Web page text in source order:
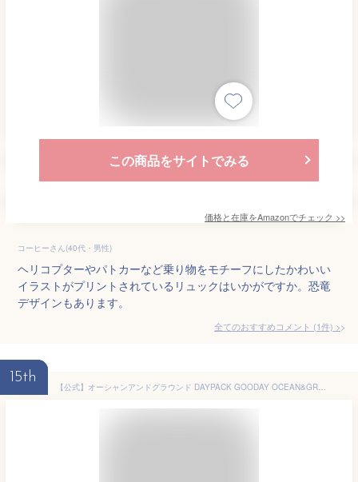
この商品をサイトでみる
価格と在庫をAmazonでチェック >>
コーヒーさん(40代・男性)
ヘリコプターやパトカーなど乗り物をモチーフにしたかわいい
イラストがプリントされているリュックはいかがですか。恐竜
デザインもあります。
全てのおすすめコメント (1件) >
15th
【公式】オーシャンアンドグラウンド DAYPACK GOODAY OCEAN&GROUND キッズ リュック 子ども こども リュックサック バッグ 男の子 女の子 通学 通園 幼稚園 保育園 小学生 入園 入学 遠足 習い事 軽量 子供 ナイロン XS S M 4425101